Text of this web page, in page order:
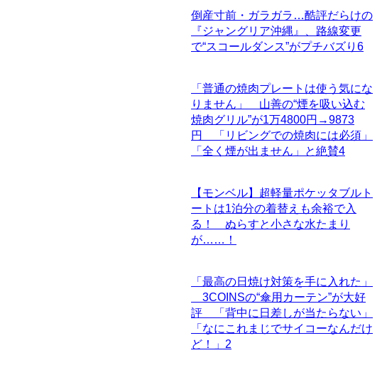
倒産寸前・ガラガラ…酷評だらけの
『ジャングリア沖縄』、路線変更
で“スコールダンス”がプチバズり 6
「普通の焼肉プレートは使う気にな
りません」 山善の“煙を吸い込む
焼肉グリル”が1万4800円→9873
円 「リビングでの焼肉には必須」
「全く煙が出ません」と絶賛4
【モンベル】超軽量ポケッタブルト
ートは1泊分の着替えも余裕で入
る！ ぬらすと小さな水たまり
が……！
「最高の日焼け対策を手に入れた」
3COINSの“傘用カーテン”が大好
評 「背中に日差しが当たらない」
「なにこれまじでサイコーなんだけ
ど！」 2